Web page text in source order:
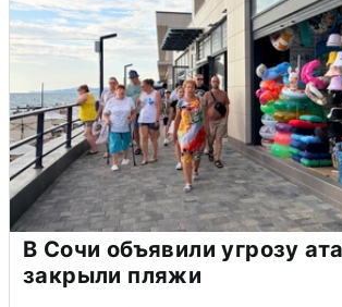
В Сочи объявили угрозу
закрыли пляжи